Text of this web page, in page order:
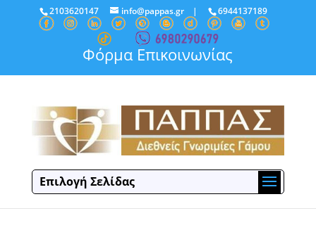
2103620147 info@pappas.gr| 6944137189
Φόρμα Επικοινωνίας
Επιλογή Σελίδας